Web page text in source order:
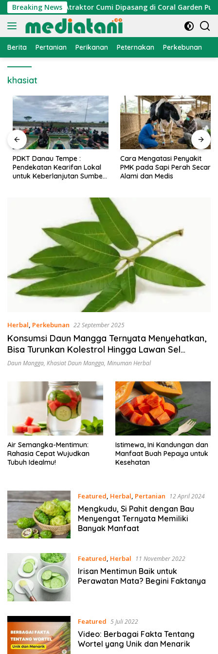
Langsung
ke
konten
Breaking News
Nelayan, Atraktor Cumi Dipasang di Coral Garden Pulau
Berita Pertanian Perikanan Peternakan Perkebunan
khasiat
PDKT Danau Tempe :
Pendekatan Kearifan Lokal
untuk Keberlanjutan Sumber
Cara Mengatasi Penyakit
PMK pada Sapi Perah Secara
Alami dan Medis
Herbal, Perkebunan 22 September 2025
Konsumsi Daun Mangga Ternyata Menyehatkan,
Bisa Turunkan Kolestrol Hingga Lawan Sel
Kanker
Daun Mangga, Khasiat Daun Mangga, Minuman Herbal
Air Semangka-Mentimun:
Rahasia Cepat Wujudkan
Tubuh Idealmu!
Istimewa, Ini Kandungan dan
Manfaat Buah Pepaya untuk
Kesehatan
Featured, Herbal, Pertanian 12 April 2024
Mengkudu, Si Pahit dengan Bau
Menyengat Ternyata Memiliki
Banyak Manfaat
Featured, Herbal 11 November 2022
Irisan Mentimun Baik untuk
Perawatan Mata? Begini Faktanya
Featured 5 Juli 2022
Video: Berbagai Fakta Tentang
Wortel yang Unik dan Menarik